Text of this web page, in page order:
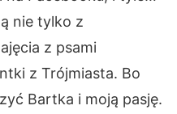
nie tylko z
z psami
z Trójmiasta. Bo
Bartka i moją pasję.